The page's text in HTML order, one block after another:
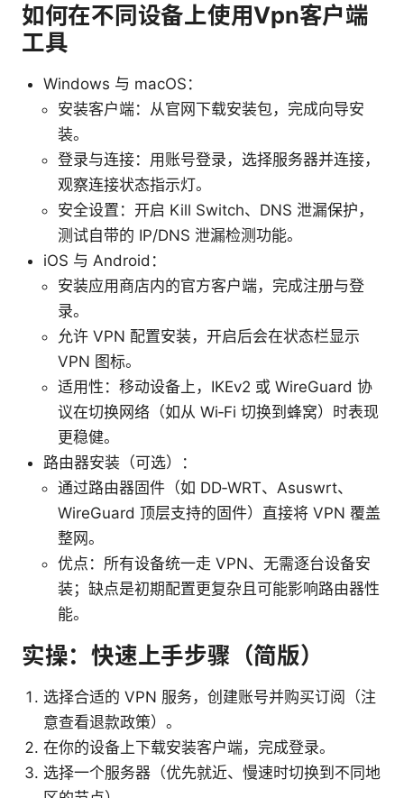
如何在不同设备上使用Vpn客户端
工具
Windows 与 macOS：
安装客户端：从官网下载安装包，完成向导安
装。
登录与连接：用账号登录，选择服务器并连接，
观察连接状态指示灯。
安全设置：开启 Kill Switch、DNS 泄漏保护，
测试自带的 IP/DNS 泄漏检测功能。
iOS 与 Android：
安装应用商店内的官方客户端，完成注册与登
录。
允许 VPN 配置安装，开启后会在状态栏显示
VPN 图标。
适用性：移动设备上，IKEv2 或 WireGuard 协
议在切换网络（如从 Wi‑Fi 切换到蜂窝）时表现
更稳健。
路由器安装（可选）：
通过路由器固件（如 DD‑WRT、Asuswrt、
WireGuard 顶层支持的固件）直接将 VPN 覆盖
整网。
优点：所有设备统一走 VPN、无需逐台设备安
装；缺点是初期配置更复杂且可能影响路由器性
能。
实操：快速上手步骤（简版）
选择合适的 VPN 服务，创建账号并购买订阅（注
意查看退款政策）。
在你的设备上下载安装客户端，完成登录。
选择一个服务器（优先就近、慢速时切换到不同地